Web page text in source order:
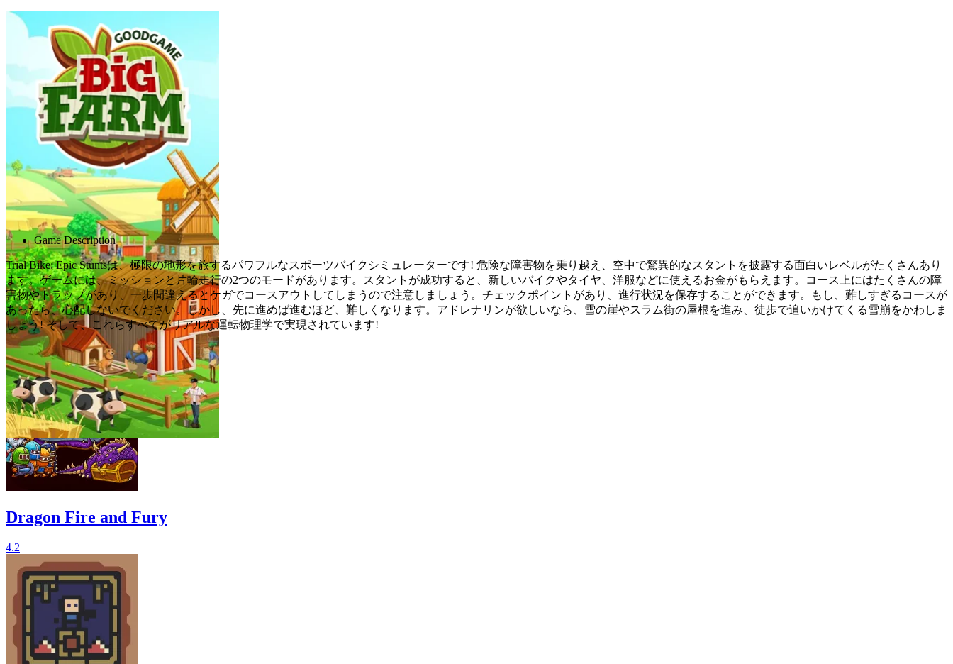
Advertisement
Game Description
Trial Bike: Epic Stuntsは、極限の地形を旅するパワフルなスポーツバイクシミュレーターです! 危険な障害物を乗り越え、空中で驚異的なスタントを披露する面白いレベルがたくさんあり
ます。ゲームには、ミッションと片輪走行の2つのモードがあります。スタントが成功すると、新しいバイクやタイヤ、洋服などに使えるお金がもらえます。コース上にはたくさんの障
害物やトラップがあり、一歩間違えるとケガでコースアウトしてしまうので注意しましょう。チェックポイントがあり、進行状況を保存することができます。もし、難しすぎるコースが
あったら、心配しないでください。しかし、先に進めば進むほど、難しくなります。アドレナリンが欲しいなら、雪の崖やスラム街の屋根を進み、徒歩で追いかけてくる雪崩をかわしま
しょう! そして、これらすべてがリアルな運転物理学で実現されています!
関連ゲーム
Dragon Fire and Fury
4.2